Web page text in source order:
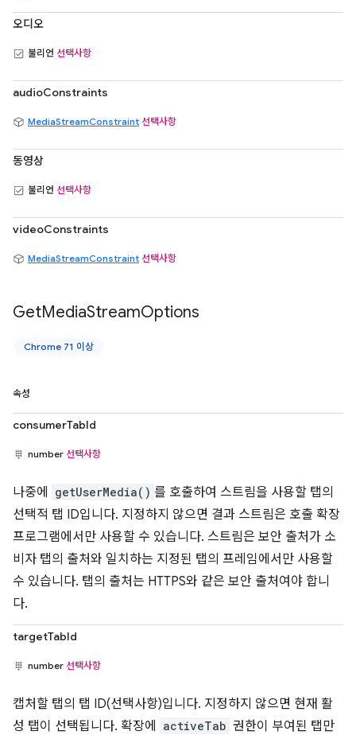
오디오
불리언 선택사항
audioConstraints
MediaStreamConstraint 선택사항
동영상
불리언 선택사항
videoConstraints
MediaStreamConstraint 선택사항
GetMediaStreamOptions
Chrome 71 이상
속성
consumerTabId
number 선택사항
나중에 getUserMedia() 를 호출하여 스트림을 사용할 탭의
선택적 탭 ID입니다. 지정하지 않으면 결과 스트림은 호출 확장
프로그램에서만 사용할 수 있습니다. 스트림은 보안 출처가 소
비자 탭의 출처와 일치하는 지정된 탭의 프레임에서만 사용할
수 있습니다. 탭의 출처는 HTTPS와 같은 보안 출처여야 합니
다.
targetTabId
number 선택사항
캡처할 탭의 탭 ID(선택사항)입니다. 지정하지 않으면 현재 활
성 탭이 선택됩니다. 확장에
activeTab 권한이 부여된 탭만